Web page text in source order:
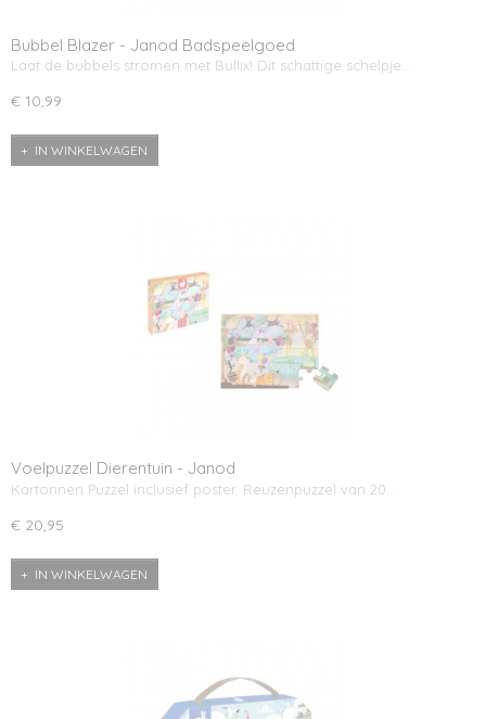
Bubbel Blazer - Janod Badspeelgoed
Laat de bubbels stromen met Bullix! Dit schattige schelpje…
€ 10,99
IN WINKELWAGEN
Voelpuzzel Dierentuin - Janod
Kartonnen Puzzel inclusief poster. Reuzenpuzzel van 20…
€ 20,95
IN WINKELWAGEN